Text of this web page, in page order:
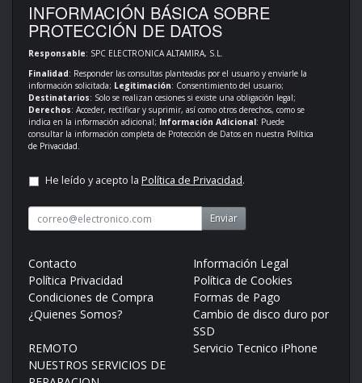
INFORMACIÓN BÁSICA SOBRE
PROTECCIÓN DE DATOS
Responsable: SPC ELECTRONICA ALTAMIRA, S.L.
Finalidad: Responder las consultas planteadas por el usuario y enviarle la
información solicitada; Legitimación: Consentimiento del usuario;
Destinatarios: Solo se realizan cesiones si existe una obligación legal;
Derechos: Acceder, rectificar y suprimir, así como otros derechos, como se
indica en la información adicional; Información Adicional: Puede
consultar la información completa de Protección de Datos en nuestra Política
de Privacidad.
He leído y acepto la Política de Privacidad.
Enviar
Contacto
Información Legal
Política Privacidad
Política de Cookies
Condiciones de Compra
Formas de Pago
¿Quienes Somos?
Cambio de disco duro por
SSD
REMOTO
Servicio Tecnico iPhone
NUESTROS SERVICIOS DE